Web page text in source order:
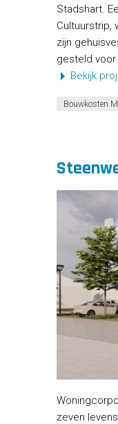
Stadshart.
Cultuurstrip,
zijn
gesteld voor
Bekijk
Bouwkosten
zeven